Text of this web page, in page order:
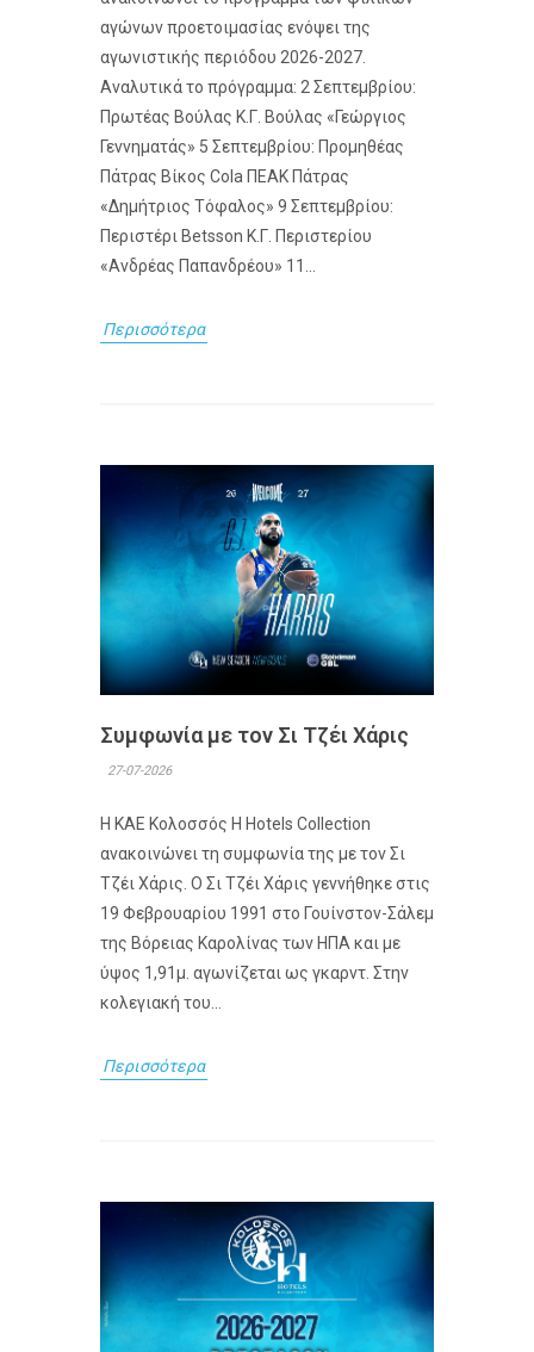
αγώνων προετοιμασίας ενόψει της
αγωνιστικής περιόδου 2026-2027.
Αναλυτικά το πρόγραμμα: 2 Σεπτεμβρίου:
Πρωτέας Βούλας Κ.Γ. Βούλας «Γεώργιος
Γεννηματάς» 5 Σεπτεμβρίου: Προμηθέας
Πάτρας Βίκος Cola ΠΕΑΚ Πάτρας
«Δημήτριος Τόφαλος» 9 Σεπτεμβρίου:
Περιστέρι Betsson Κ.Γ. Περιστερίου
«Ανδρέας Παπανδρέου» 11...
Περισσότερα
Συμφωνία με τον Σι Τζέι Χάρις
27-07-2026
Η ΚΑΕ Κολοσσός H Hotels Collection
ανακοινώνει τη συμφωνία της με τον Σι
Τζέι Χάρις. Ο Σι Τζέι Χάρις γεννήθηκε στις
19 Φεβρουαρίου 1991 στο Γουίνστον-Σάλεμ
της Βόρειας Καρολίνας των ΗΠΑ και με
ύψος 1,91μ. αγωνίζεται ως γκαρντ. Στην
κολεγιακή του...
Περισσότερα